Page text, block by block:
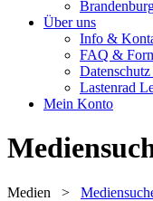
Über uns
Info &
FAQ &
Lastenrad
Mein Konto
Medien >